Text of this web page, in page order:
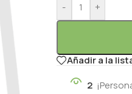
- +
Añadir a la
2